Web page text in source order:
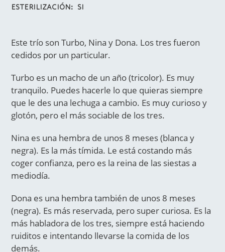
ESTERILIZACIÓN
SI
Este trío son Turbo, Nina y Dona. Los tres fueron
cedidos por un particular.
Turbo es un macho de un año (tricolor). Es muy
tranquilo. Puedes hacerle lo que quieras siempre
que le des una lechuga a cambio. Es muy curioso y
glotón, pero el más sociable de los tres.
Nina es una hembra de unos 8 meses (blanca y
negra). Es la más tímida. Le está costando más
coger confianza, pero es la reina de las siestas a
mediodía.
Dona es una hembra también de unos 8 meses
(negra). Es más reservada, pero super curiosa. Es la
más habladora de los tres, siempre está haciendo
ruiditos e intentando llevarse la comida de los
demás.